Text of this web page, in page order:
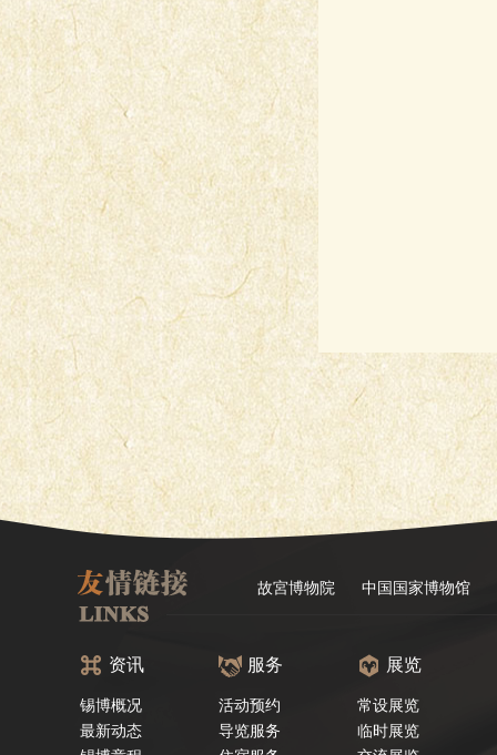
故宮博物院 中国国家博物馆
资讯
锡博概况
最新动态
服务
活动预约
导览服务
展览
常设展览
临时展览